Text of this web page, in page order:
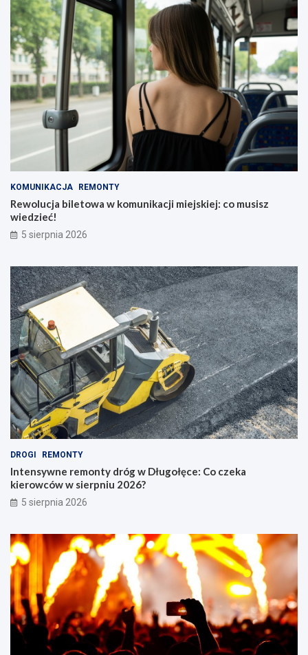
KOMUNIKACJA REMONTY
Rewolucja biletowa w komunikacji miejskiej: co musisz
wiedzieć!
5 sierpnia 2026
DROGI REMONTY
Intensywne remonty dróg w Długołęce: Co czeka
kierowców w sierpniu 2026?
5 sierpnia 2026